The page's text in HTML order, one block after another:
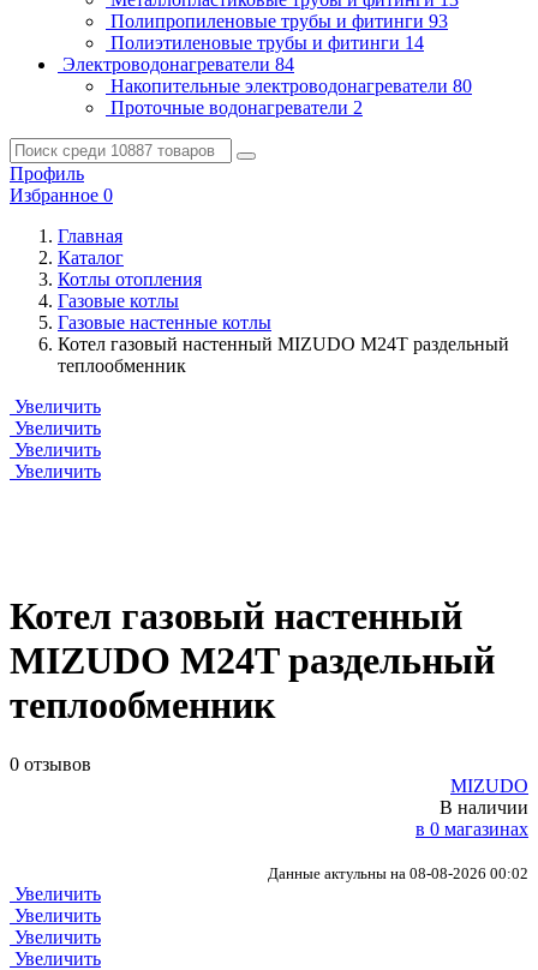
Полипропиленовые трубы и фитинги 93
Полиэтиленовые трубы и фитинги 14
Электроводонагреватели 84
Накопительные электроводонагреватели 80
Проточные водонагреватели 2
Профиль
Избранное 0
Главная
Каталог
Котлы отопления
Газовые котлы
Газовые настенные котлы
Котел газовый настенный MIZUDO M24T раздельный
теплообменник
Увеличить
Увеличить
Увеличить
Увеличить
Котел газовый настенный
MIZUDO M24T раздельный
теплообменник
0 отзывов
MIZUDO
В наличии
в 0 магазинах
Данные актульны на 08-08-2026 00:02
Увеличить
Увеличить
Увеличить
Увеличить